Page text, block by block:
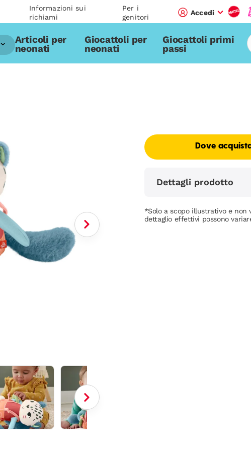
Informazioni sui
richiami
Per i
genitori
Accedi
Articoli per
neonati
Giocattoli per
neonati
Giocattoli primi
passi
Dove
Dettagli prodotto
*Solo a scopo illustrativo e non
dettaglio effettivi possono